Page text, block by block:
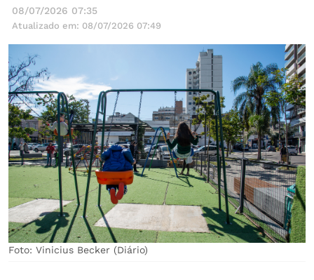
08/07/2026 07:35
Atualizado em: 08/07/2026 07:49
Foto: Vinicius Becker (Diário)